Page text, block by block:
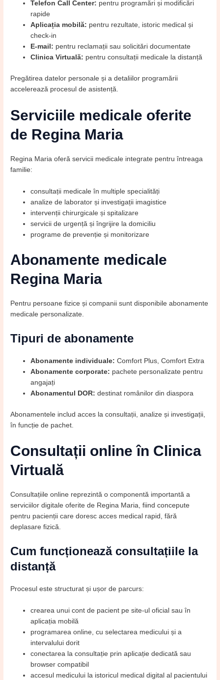
Telefon Call Center: pentru programări și modificări
rapide
Aplicația mobilă: pentru rezultate, istoric medical și
check-in
E-mail: pentru reclamații sau solicitări documentate
Clinica Virtuală: pentru consultații medicale la distanță
Pregătirea datelor personale și a detaliilor programării
accelerează procesul de asistență.
Serviciile medicale oferite
de Regina Maria
Regina Maria oferă servicii medicale integrate pentru întreaga
familie:
consultații medicale în multiple specialități
analize de laborator și investigații imagistice
intervenții chirurgicale și spitalizare
servicii de urgență și îngrijire la domiciliu
programe de prevenție și monitorizare
Abonamente medicale
Regina Maria
Pentru persoane fizice și companii sunt disponibile abonamente
medicale personalizate.
Tipuri de abonamente
Abonamente individuale: Comfort Plus, Comfort Extra
Abonamente corporate: pachete personalizate pentru
angajați
Abonamentul DOR: destinat românilor din diaspora
Abonamentele includ acces la consultații, analize și investigații,
în funcție de pachet.
Consultații online în Clinica
Virtuală
Consultațiile online reprezintă o componentă importantă a
serviciilor digitale oferite de Regina Maria, fiind concepute
pentru pacienții care doresc acces medical rapid, fără
deplasare fizică.
Cum funcționează consultațiile la
distanță
Procesul este structurat și ușor de parcurs:
crearea unui cont de pacient pe site-ul oficial sau în
aplicația mobilă
programarea online, cu selectarea medicului și a
intervalului dorit
conectarea la consultație prin aplicație dedicată sau
browser compatibil
accesul medicului la istoricul medical digital al pacientului